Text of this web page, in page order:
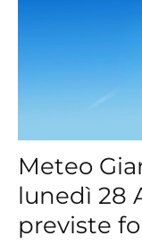
Meteo
lunedì 28
previste